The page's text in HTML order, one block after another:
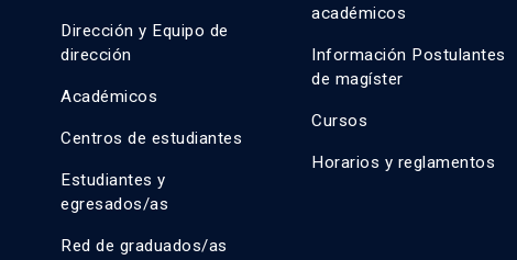
Dirección y Equipo de
dirección
Académicos
Centros de estudiantes
Estudiantes y
egresados/as
Red de graduados/as
académicos
Información Postulantes
de magíster
Cursos
Horarios y reglamentos